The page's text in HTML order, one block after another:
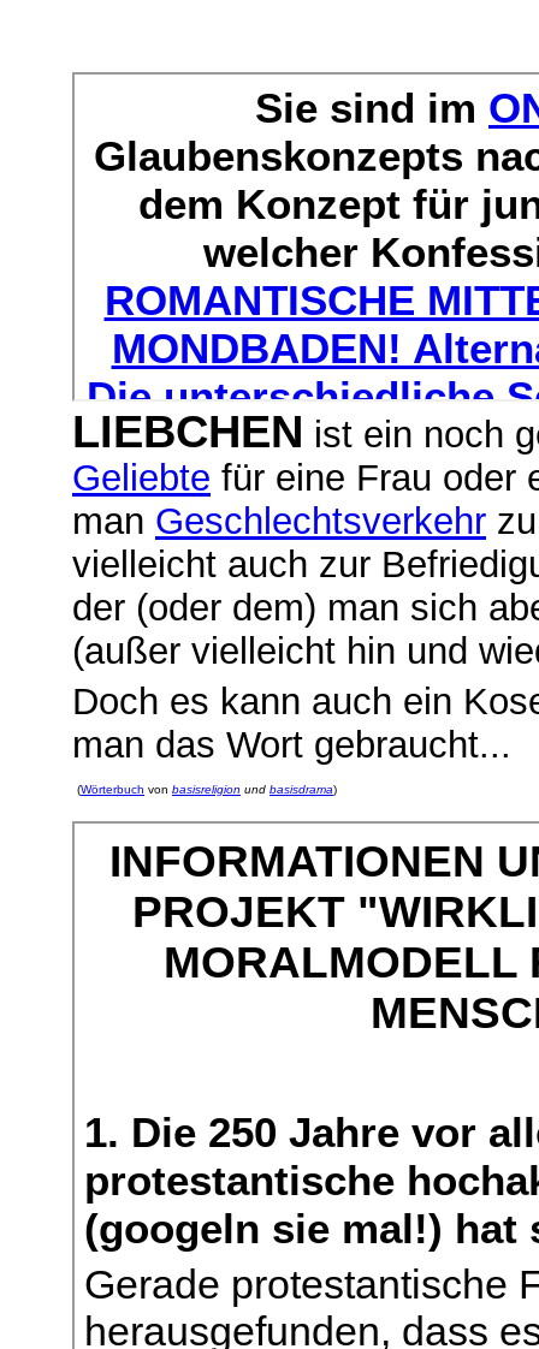
LIEBCHEN ist ein noch
Geliebte für eine Frau oder
man Geschlechtsverkehr
vielleicht auch zur
der (oder dem) man sich
(außer vielleicht hin und
Doch es kann auch ein
man das Wort gebraucht...
(Wörterbuch von basisreligion und basisdrama)